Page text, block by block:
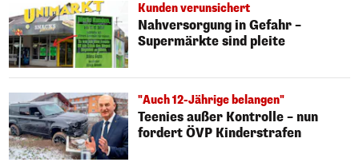
Kunden verunsichert
Nahversorgung in Gefahr –
Supermärkte sind pleite
"Auch 12-Jährige belangen"
Teenies außer Kontrolle – nun
fordert ÖVP Kinderstrafen